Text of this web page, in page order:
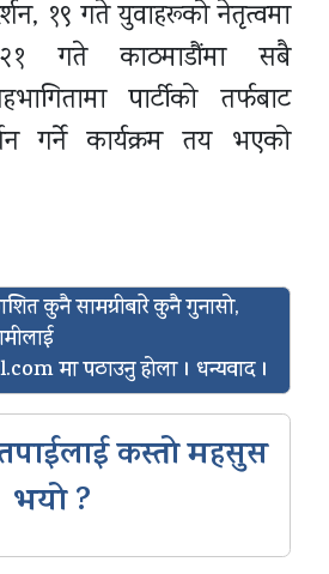
१९ गते युवाहरूको नेतृत्वमा
गते काठमाडौंमा सबै
पार्टीको तर्फबाट
गर्ने कार्यक्रम तय भएको
कुनै सामग्रीबारे कुनै गुनासो,
मा पठाउनु होला । धन्यवाद ।
कस्तो महसुस
भयो ?